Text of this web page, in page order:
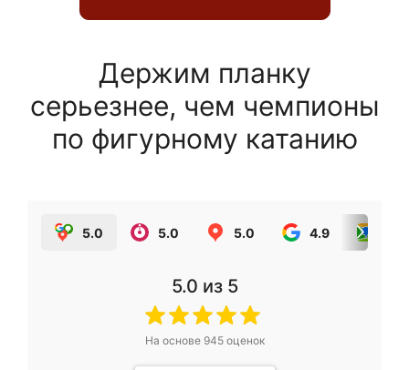
Держим планку
серьезнее, чем чемпионы
по фигурному катанию
5.0 5.0 5.0 4.9
5.0 из 5
На основе 945оценок